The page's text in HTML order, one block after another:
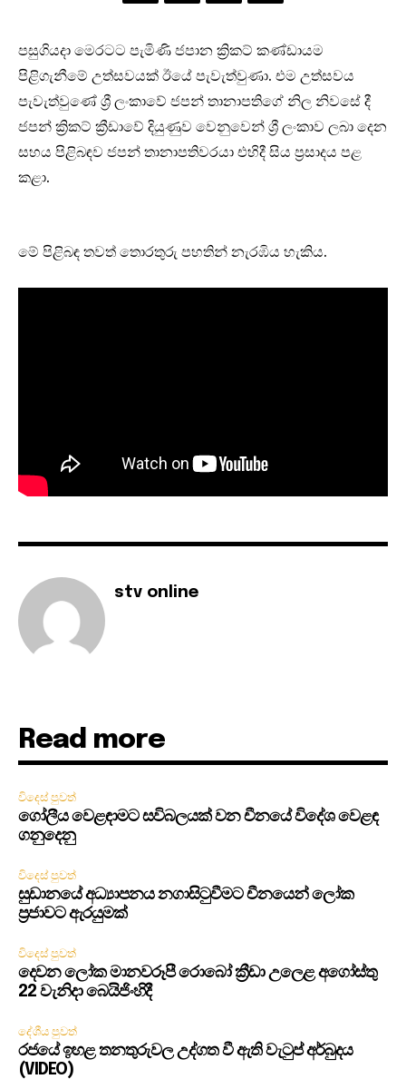
පසුගියදා මෙරටට පැමිණි ජපාන ක්‍රිකට් කණ්ඩායම
පිළිගැනීමේ උත්සවයක් ඊයේ පැවැත්වුණා. එම උත්සවය
පැවැත්වුණේ ශ්‍රී ලංකාවේ ජපන් තානාපතිගේ නිල නිවසේ දී
ජපන් ක්‍රිකට් ක්‍රීඩාවේ දියුණුව වෙනුවෙන් ශ්‍රී ලංකාව ලබා දෙන
සහය පිළිබඳව ජපන් තානාපතිවරයා එහිදී සිය ප්‍රසාදය පළ
කළා.
මේ පිළිබඳ තවත් තොරතුරු පහතින් නැරඹිය හැකිය.
stv online
Read more
විදෙස් පුවත්
ගෝලීය වෙළඳාමට සවිබලයක් වන චීනයේ විදේශ වෙළඳ
ගනුදෙනු
විදෙස් පුවත්
සුඩානයේ අධ්‍යාපනය නගාසිටුවීමට චීනයෙන් ලෝක
ප්‍රජාවට ඇරයුමක්
විදෙස් පුවත්
දෙවන ලෝක මානවරූපී රොබෝ ක්‍රීඩා උලෙළ අගෝස්තු
22 වැනිදා බෙයිජිංහිදී
දේශීය පුවත්
රජයේ ඉහළ තනතුරුවල උද්ගත වී ඇති වැටුප් අර්බුදය
(VIDEO)